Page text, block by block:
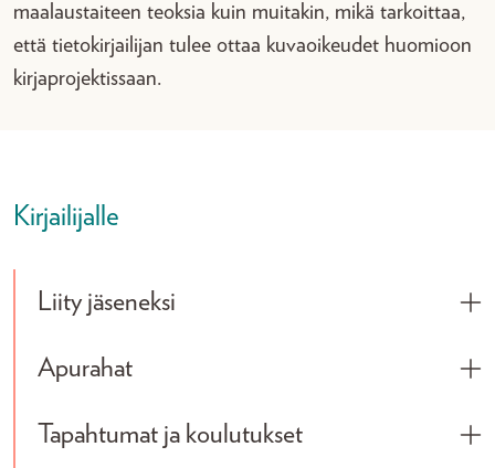
maalaustaiteen teoksia kuin muitakin, mikä tarkoittaa,
että tietokirjailijan tulee ottaa kuvaoikeudet huomioon
kirjaprojektissaan.
Kirjailijalle
Liity jäseneksi
Apurahat
Tapahtumat ja koulutukset